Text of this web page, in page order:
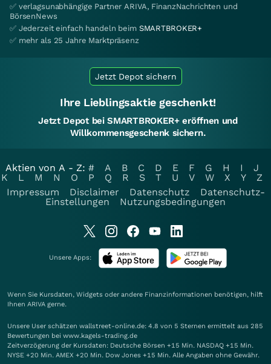
✅ verlagsunabhängige Partner ARIVA, FinanzNachrichten und
BörsenNews
✅ Jederzeit einfach handeln beim SMARTBROKER+
✅ mehr als 25 Jahre Marktpräsenz
Jetzt Depot sichern
Ihre Lieblingsaktie geschenkt!
Jetzt Depot bei SMARTBROKER+ eröffnen und
Willkommensgeschenk sichern.
Aktien von A - Z: # A B C D E F G H I
J
K
L M N O P Q R S T U V W X Y
Z
Impressum
Disclaimer Datenschutz
Datenschutz-
Einstellungen
Nutzungsbedingungen
Unsere Apps:
Wenn Sie Kursdaten, Widgets oder andere Finanzinformationen benötigen, hilft
Ihnen ARIVA gerne.
Unsere User schätzen wallstreet-online.de: 4.8 von 5 Sternen ermittelt aus 285
Bewertungen bei www.kagels-trading.de
Zeitverzögerung der Kursdaten: Deutsche Börsen +15 Min. NASDAQ +15 Min.
NYSE +20 Min. AMEX +20 Min. Dow Jones +15 Min. Alle Angaben ohne Gewähr.